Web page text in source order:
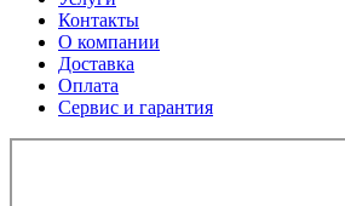
Контакты
О компании
Доставка
Оплата
Сервис и гарантия